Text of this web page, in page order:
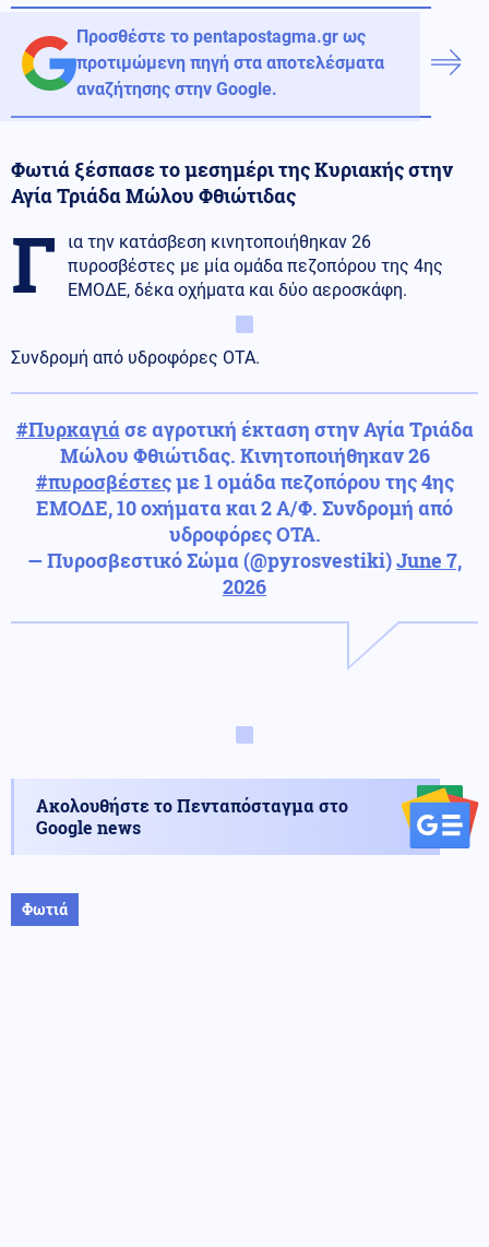
Προσθέστε το pentapostagma.gr ως
προτιμώμενη πηγή στα αποτελέσματα
αναζήτησης στην Google.
Φωτιά ξέσπασε το μεσημέρι της Κυριακής στην
Αγία Τριάδα Μώλου Φθιώτιδας
Γ
ια την κατάσβεση κινητοποιήθηκαν 26
πυροσβέστες με μία ομάδα πεζοπόρου της 4ης
ΕΜΟΔΕ, δέκα οχήματα και δύο αεροσκάφη.
Συνδρομή από υδροφόρες ΟΤΑ.
#Πυρκαγιάσε αγροτική έκταση στην Αγία Τριάδα
Μώλου Φθιώτιδας. Κινητοποιήθηκαν 26
#πυροσβέστεςμε 1 ομάδα πεζοπόρου της 4ης
ΕΜΟΔΕ, 10 οχήματα και 2 Α/Φ. Συνδρομή από
υδροφόρες ΟΤΑ.
— Πυροσβεστικό Σώμα (@pyrosvestiki)June 7,
2026
Ακολουθήστε το Πενταπόσταγμα στο
Google news
Φωτιά